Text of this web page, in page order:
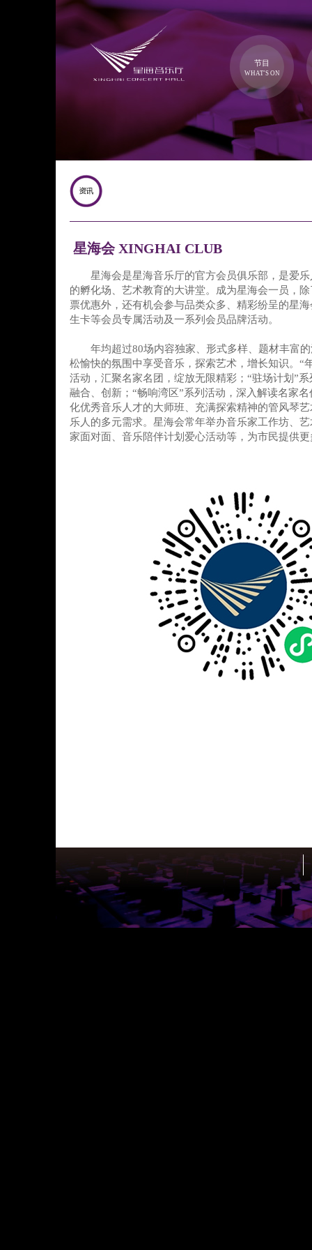
节目
WHAT'S ON
星海会 XINGHAI CLUB
星海会是星海音乐厅的官方会员俱乐部，是爱乐
的孵化场、艺术教育的大讲堂。成为星海会一员，
票优惠外，还有机会参与品类众多、精彩纷呈的星
生卡等会员专属活动及一系列会员品牌活动。
年均超过80场内容独家、形式多样、题材丰富的
松愉快的氛围中享受音乐，探索艺术，增长知识。“
活动，汇聚名家名团，绽放无限精彩；“驻场计划”
融合、创新；“畅响湾区”系列活动，深入解读名家
化优秀音乐人才的大师班、充满探索精神的管风琴
乐人的多元需求。星海会常年举办音乐家工作坊、
家面对面、音乐陪伴计划爱心活动等，为市民提供